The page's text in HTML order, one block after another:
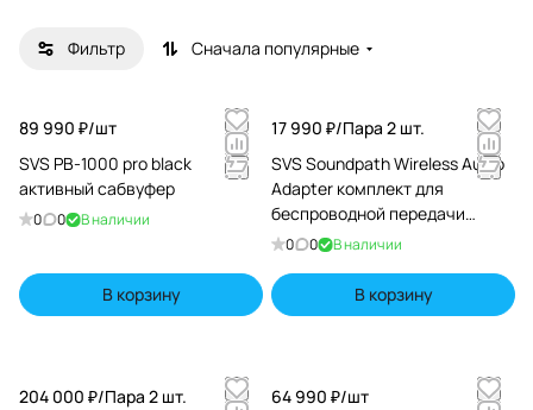
аудиофилов, поклонников домашних кинотеатров и
достойно стоит в одном ряду с лучшими образцами
акустических систем и сабвуферов в мире. Каждая
пятизвёздочная оценка, каждая награда — отражение
неугасающей страсти бренда к совершенству звука. А
самые яркие эмоции возникают в те моменты, когда
мощный бас буквально заставляет вцепиться в
подлокотники кресла, полностью погружая в
атмосферу происходящего.
Фильтр Сначала популярные
89 990 ₽/шт
SVS PB-1000 pro black
активный сабвуфер
0 0 В наличии
В корзину
17 990 ₽/Пара 2 шт.
SVS Soundpath Wireless Audio
Adapter комплект для
беспроводной передачи
сигнала для сабвуфера
0 0 В наличии
В корзину
204 000 ₽/Пара 2 шт.
64 990 ₽/шт